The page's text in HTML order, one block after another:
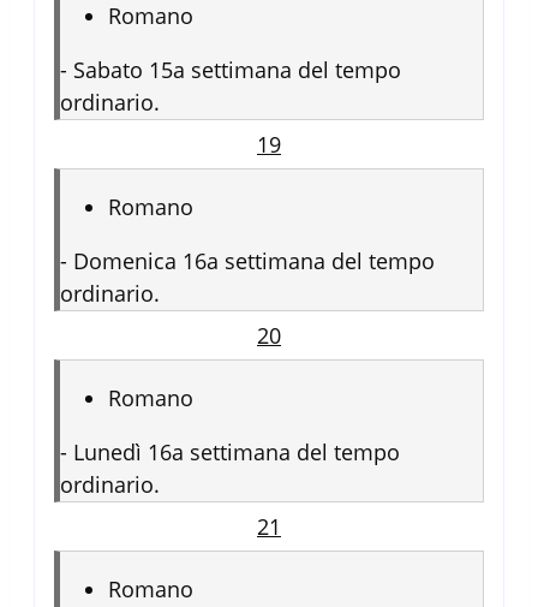
Romano
- Sabato 15a settimana del tempo
ordinario.
19
Romano
- Domenica 16a settimana del tempo
ordinario.
20
Romano
- Lunedì 16a settimana del tempo
ordinario.
21
Romano